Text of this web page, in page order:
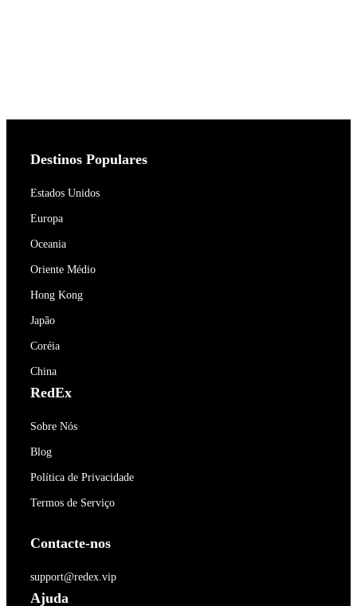
Destinos Populares
Estados Unidos
Europa
Oceania
Oriente Médio
Hong Kong
Japão
Coréia
China
RedEx
Sobre Nós
Blog
Política de Privacidade
Termos de Serviço
Contacte-nos
support@redex.vip
Ajuda